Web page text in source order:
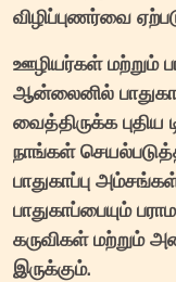
விழிப்புணர்வை
ஊழியர்கள் மற்றும்
ஆன்லைனில்
வைத்திருக்க புதிய
நாங்கள்
பாதுகாப்பு
பாதுகாப்பையும்
கருவிகள் மற்றும்
இருக்கும்.